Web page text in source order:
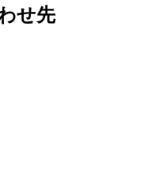
せ先